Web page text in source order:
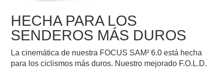
HECHA PARA LOS
SENDEROS MÁS DUROS
La cinemática de nuestra FOCUS SAM² 6.0 está hecha
para los ciclismos más duros. Nuestro mejorado F.O.L.D.